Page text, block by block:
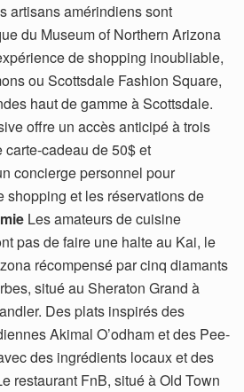
artisans amérindiens sont
du Museum of Northern Arizona
de shopping inoubliable,
ou Scottsdale Fashion Square,
haut de gamme à Scottsdale.
offre un accès anticipé à trois
cadeau de 50$ et
concierge personnel pour
shopping et les réservations de
Les amateurs de cuisine
pas de faire une halte au Kai, le
récompensé par cinq diamants
situé au Sheraton Grand à
Des plats inspirés des
Akimal O’odham et des Pee-
des ingrédients locaux et des
restaurant FnB, situé à Old Town